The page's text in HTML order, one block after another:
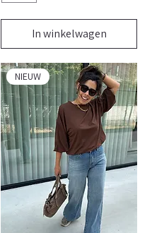
In winkelwagen
NIEUW